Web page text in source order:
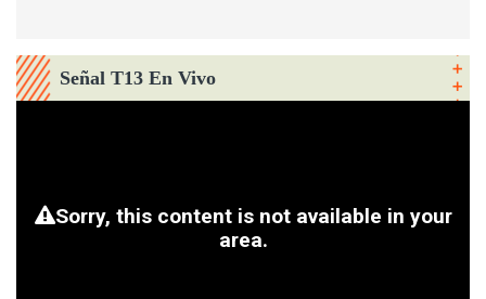
Señal T13 En Vivo